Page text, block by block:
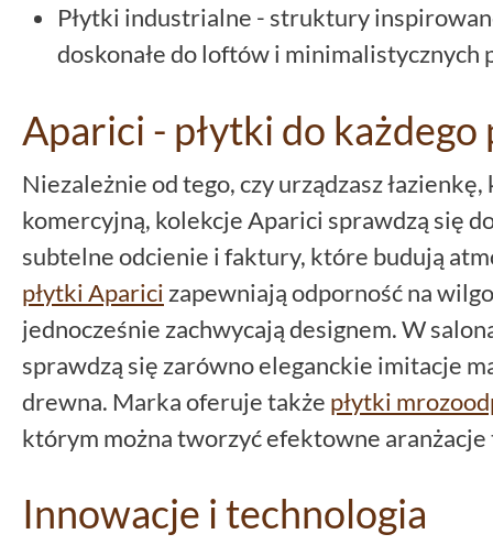
Płytki industrialne - struktury
doskonałe do loftów i minimalistycznych
Aparici - płytki do każdego
Niezależnie od tego, czy urządzasz
komercyjną, kolekcje Aparici sprawdzą się
subtelne odcienie i faktury, które budują
płytki Aparici zapewniają odporność na
jednocześnie zachwycają designem. W
sprawdzą się zarówno eleganckie imitacje
drewna. Marka oferuje także płytki
którym można tworzyć efektowne aranżacje
Innowacje i technologia